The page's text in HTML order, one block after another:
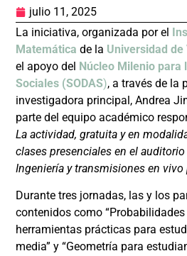
julio 11, 2025
La iniciativa, organizada por el
Matemática de la Universidad
el apoyo del Núcleo Milenio para
Sociales (SODAS), a través de la
investigadora principal, Andrea
parte del equipo académico
La actividad, gratuita y en
clases presenciales en el
Ingeniería y transmisiones en vivo
Durante tres jornadas, las y los
contenidos como
herramientas prácticas para
media” y “Geometría para